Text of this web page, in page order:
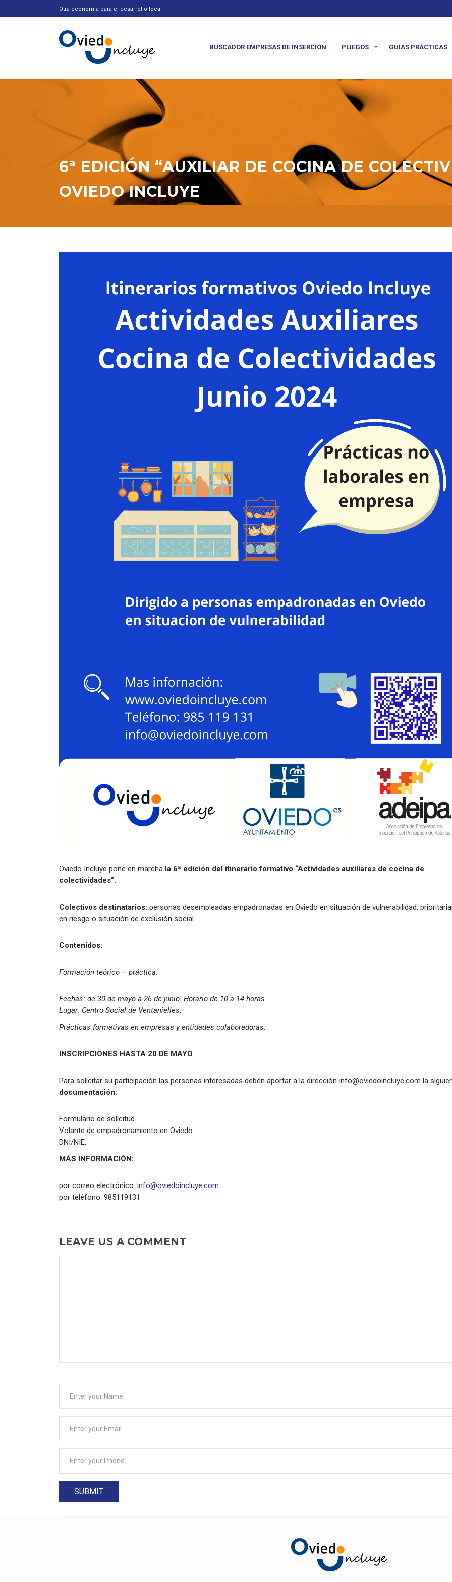
Otra economía para el desarrollo local
BUSCADOR EMPRESAS DE INSERCIÓN PLIEGOS GUÍAS PRÁCTICAS
6ª EDICIÓN “AUXILIAR DE COCINA DE
OVIEDO INCLUYE
Oviedo Incluye pone en marcha la 6ª edición del itinerario formativo “Actividades auxiliares de cocina de
colectividades”.
Colectivos destinatarios: personas desempleadas empadronadas en Oviedo en situación de vulnerabilidad,
en riesgo o situación de exclusión social.
Contenidos:
Formación teórico – práctica.
Fechas: de 30 de mayo a 26 de junio. Horario de 10 a 14 horas.
Lugar: Centro Social de Ventanielles.
Prácticas formativas en empresas y entidades colaboradoras.
INSCRIPCIONES HASTA 20 DE MAYO.
Para solicitar su participación las personas interesadas deben aportar a la dirección info@oviedoincluye.com la
documentación:
Formulario de solicitud.
Volante de empadronamiento en Oviedo.
DNI/NIE.
MÁS INFORMACIÓN:
por correo electrónico: info@oviedoincluye.com
por teléfono: 985119131
LEAVE US A COMMENT